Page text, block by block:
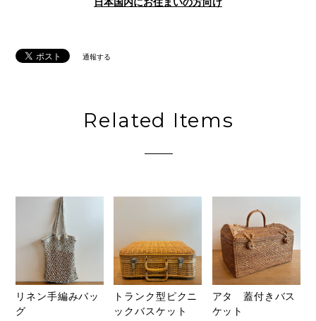
日本国内にお住まいの方向け
通報する
Related Items
リネン手編みバッ
グ
トランク型ピクニ
ックバスケット
アタ 蓋付きバス
ケット